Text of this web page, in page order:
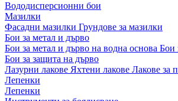
Вододисперсионни бои
Мазилки
Фасадни мазилки Грундове за мазилки
Бои за метал и дърво
Бои за метал и дърво на водна основа Бои
Бои за защита на дърво
Лазурни лакове Яхтени лакове Лакове за
Лепенки
Лепенки